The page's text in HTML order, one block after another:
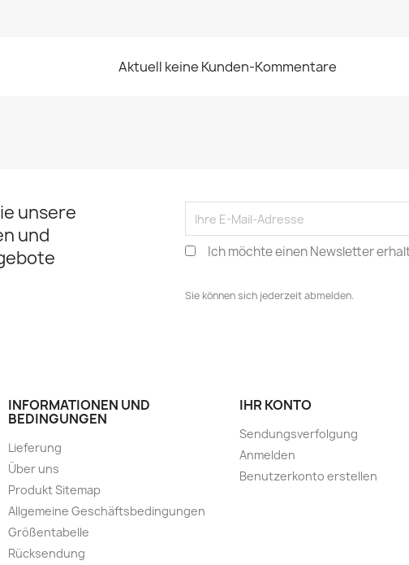
Aktuell keine Kunden-Kommentare
unsere
und
Ich möchte einen Newsletter
Sie können sich jederzeit abmelden.
INFORMATIONEN UND
BEDINGUNGEN
Lieferung
Über uns
Produkt Sitemap
Allgemeine Geschäftsbedingungen
Größentabelle
Rücksendung
IHR KONTO
Sendungsverfolgung
Anmelden
Benutzerkonto erstellen